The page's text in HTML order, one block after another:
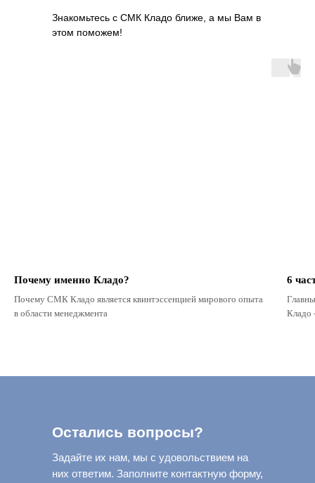
Знакомьтесь с СМК Кладо ближе, а мы Вам в
этом поможем!
Почему именно Кладо?
Почему СМК Кладо является квинтэссенцией мирового опыта
в области менеджмента
6
Кладо
Задайте их нам, мы с удовольствием на
них ответим. Заполните контактную форму,
Остались вопросы?